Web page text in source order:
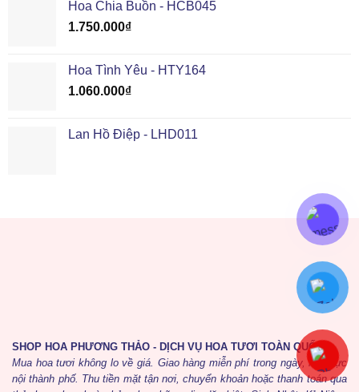
Hoa Chia Buồn - HCB045
1.750.000₫
Hoa Tình Yêu - HTY164
1.060.000₫
Lan Hồ Điệp - LHD011
SHOP HOA PHƯƠNG THẢO - DỊCH VỤ HOA TƯƠI TOÀN QUỐC
Mua hoa tươi không lo về giá. Giao hàng miễn phí trong ngày, khu vực
nội thành phố. Thu tiền mặt tận nơi, chuyển khoản hoặc thanh toán qua